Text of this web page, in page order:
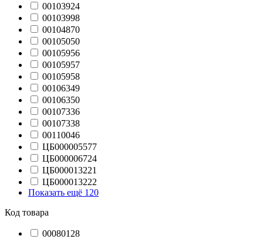
00103924
00103998
00104870
00105050
00105956
00105957
00105958
00106349
00106350
00107336
00107338
00110046
ЦБ000005577
ЦБ000006724
ЦБ000013221
ЦБ000013222
Показать ещё 120
Код товара
00080128